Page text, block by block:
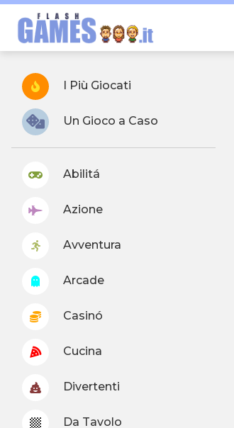
I Più Giocati
Un Gioco a Caso
Abilitá
Azione
Avventura
Arcade
Casinó
Cucina
Divertenti
Da Tavolo